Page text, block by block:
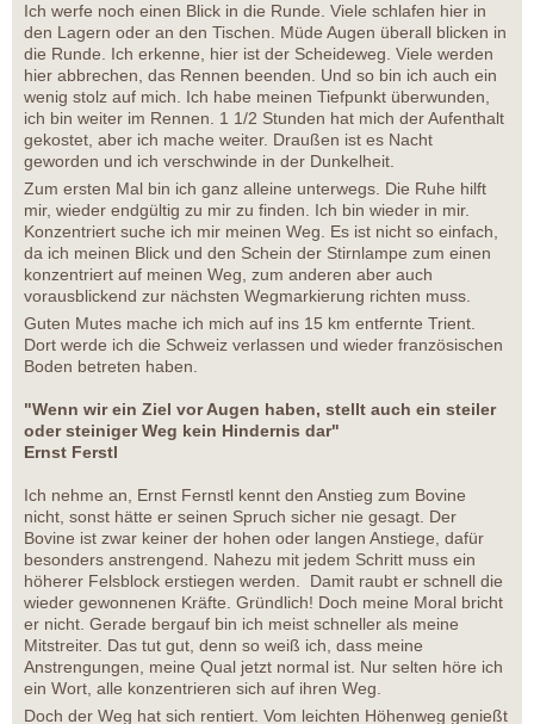
Ich werfe noch einen Blick in die Runde. Viele schlafen hier in
den Lagern oder an den Tischen. Müde Augen überall blicken in
die Runde. Ich erkenne, hier ist der Scheideweg. Viele werden
hier abbrechen, das Rennen beenden. Und so bin ich auch ein
wenig stolz auf mich. Ich habe meinen Tiefpunkt überwunden,
ich bin weiter im Rennen. 1 1/2 Stunden hat mich der Aufenthalt
gekostet, aber ich mache weiter. Draußen ist es Nacht
geworden und ich verschwinde in der Dunkelheit.
Zum ersten Mal bin ich ganz alleine unterwegs. Die Ruhe hilft
mir, wieder endgültig zu mir zu finden. Ich bin wieder in mir.
Konzentriert suche ich mir meinen Weg. Es ist nicht so einfach,
da ich meinen Blick und den Schein der Stirnlampe zum einen
konzentriert auf meinen Weg, zum anderen aber auch
vorausblickend zur nächsten Wegmarkierung richten muss.
Guten Mutes mache ich mich auf ins 15 km entfernte Trient.
Dort werde ich die Schweiz verlassen und wieder französischen
Boden betreten haben.
"Wenn wir ein Ziel vor Augen haben, stellt auch ein steiler
oder steiniger Weg kein Hindernis dar"
Ernst Ferstl
Ich nehme an, Ernst Fernstl kennt den Anstieg zum Bovine
nicht, sonst hätte er seinen Spruch sicher nie gesagt. Der
Bovine ist zwar keiner der hohen oder langen Anstiege, dafür
besonders anstrengend. Nahezu mit jedem Schritt muss ein
höherer Felsblock erstiegen werden. Damit raubt er schnell die
wieder gewonnenen Kräfte. Gründlich! Doch meine Moral bricht
er nicht. Gerade bergauf bin ich meist schneller als meine
Mitstreiter. Das tut gut, denn so weiß ich, dass meine
Anstrengungen, meine Qual jetzt normal ist. Nur selten höre ich
ein Wort, alle konzentrieren sich auf ihren Weg.
Doch der Weg hat sich rentiert. Vom leichten Höhenweg genießt